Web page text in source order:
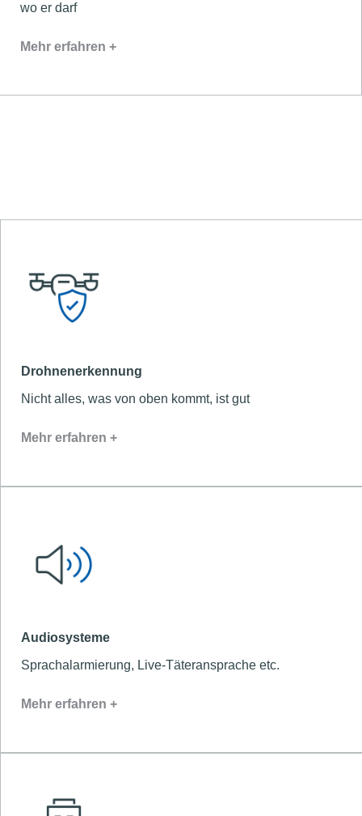
wo er darf
Mehr erfahren +
Drohnenerkennung
Nicht alles, was von oben kommt, ist gut
Mehr erfahren +
Audiosysteme
Sprachalarmierung, Live-Täteransprache etc.
Mehr erfahren +